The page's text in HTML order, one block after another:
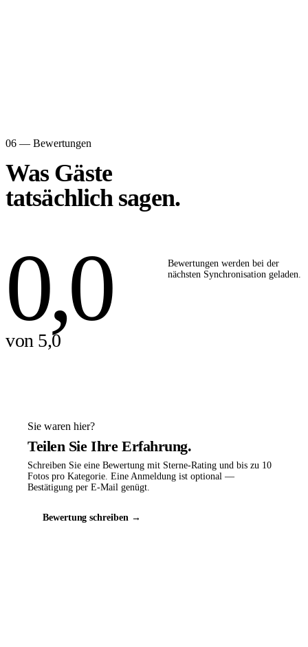
06 — Bewertungen
Was Gäste
tatsächlich sagen.
0,0
von 5,0
Bewertungen werden bei der
nächsten Synchronisation geladen.
Sie waren hier?
Teilen Sie Ihre Erfahrung.
Schreiben Sie eine Bewertung mit Sterne-Rating und bis zu 10
Fotos pro Kategorie. Eine Anmeldung ist optional —
Bestätigung per E-Mail genügt.
Bewertung schreiben →